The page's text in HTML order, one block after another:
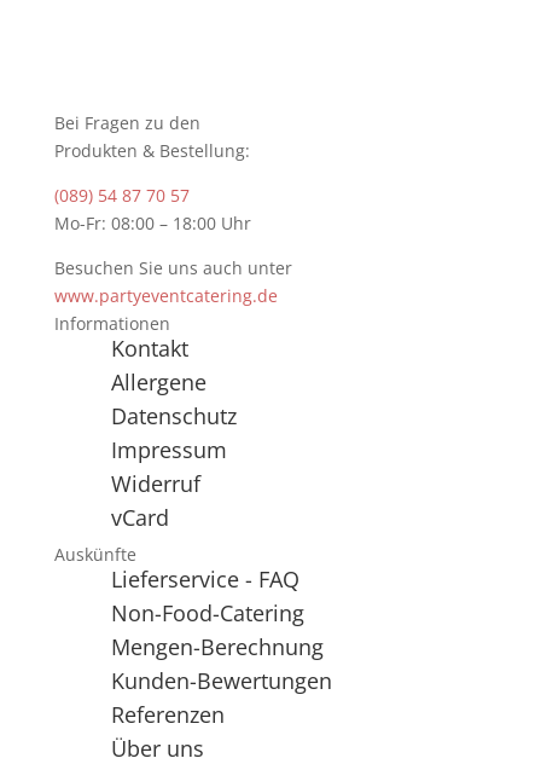
Bei Fragen zu den
Produkten & Bestellung:
(089) 54 87 70 57
Mo-Fr: 08:00 – 18:00 Uhr
Besuchen Sie uns auch unter
www.partyeventcatering.de
Informationen
Kontakt
Allergene
Datenschutz
Impressum
Widerruf
vCard
Auskünfte
Lieferservice - FAQ
Non-Food-Catering
Mengen-Berechnung
Kunden-Bewertungen
Referenzen
Über uns